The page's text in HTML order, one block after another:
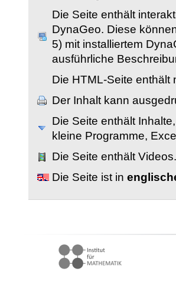
Die Seite enthält
DynaGeo. Diese
5) mit installiertem
ausführliche
Die HTML-Seite enthält
Der Inhalt kann
Die Seite enthält
kleine Programme,
Die Seite enthält Videos.
Die Seite ist in